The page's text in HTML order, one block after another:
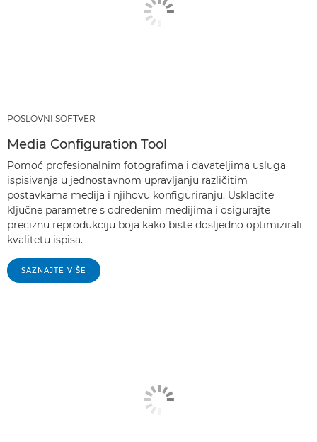
POSLOVNI SOFTVER
Media Configuration Tool
Pomoć profesionalnim fotografima i davateljima usluga
ispisivanja u jednostavnom upravljanju različitim
postavkama medija i njihovu konfiguriranju. Uskladite
ključne parametre s određenim medijima i osigurajte
preciznu reprodukciju boja kako biste dosljedno optimizirali
kvalitetu ispisa.
SAZNAJTE VIŠE